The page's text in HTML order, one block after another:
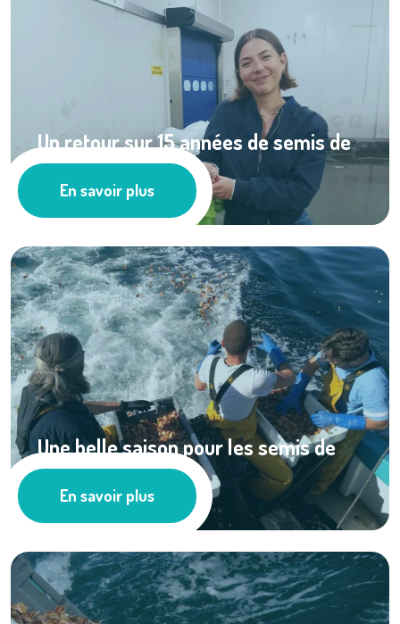
Un retour sur 15 années de semis de
coquilles ...
Actualités
En savoir plus
Une belle saison pour les semis de
coquilles à ...
Les actus
En savoir plus